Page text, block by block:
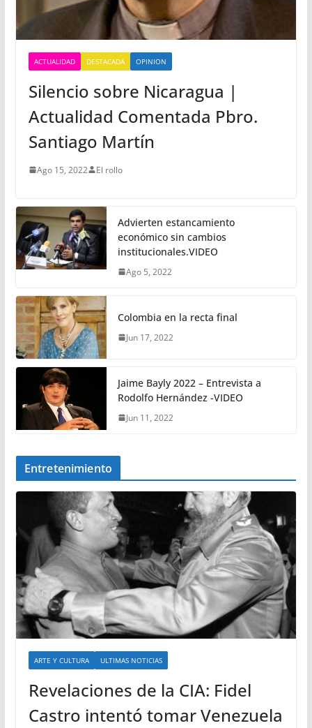
ACTUALIDAD DESTACADA OPINION
Silencio sobre Nicaragua |
Actualidad Comentada Pbro.
Santiago Martín
Ago 15, 2022 El rollo
Advierten estancamiento
económico sin cambios
institucionales.VIDEO
Ago 5, 2022
Colombia en la recta final
Jun 17, 2022
Jaime Bayly 2022 – Entrevista a
Rodolfo Hernández -VIDEO
Jun 11, 2022
Entretenimiento
ARTE Y CULTURA ULTIMAS NOTICIAS
Revelaciones de la CIA: Fidel
Castro intentó tomar Venezuela